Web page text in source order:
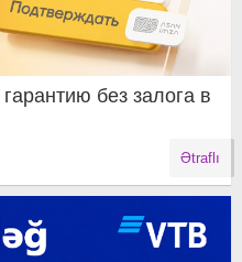
без залога в
Ətraflı